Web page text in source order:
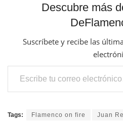
Descubre más
Suscríbete y recibe las
Escribe tu correo electrónico…
Tags: Flamenco on fire Juan